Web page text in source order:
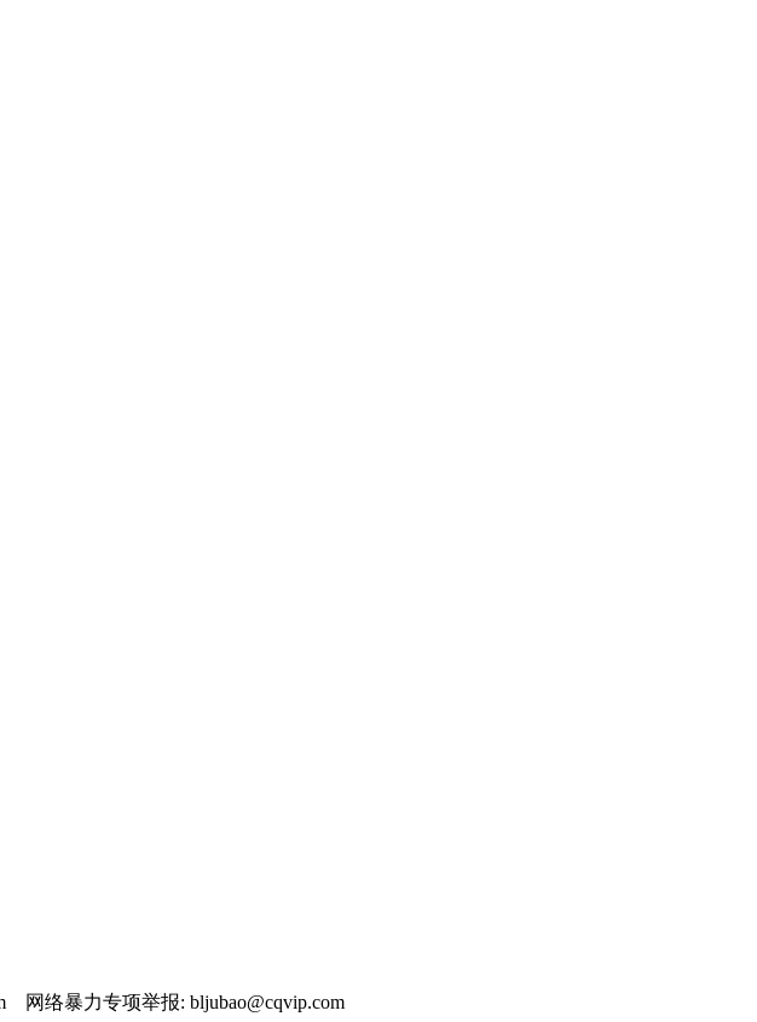
网络暴力专项举报: bljubao@cqvip.com